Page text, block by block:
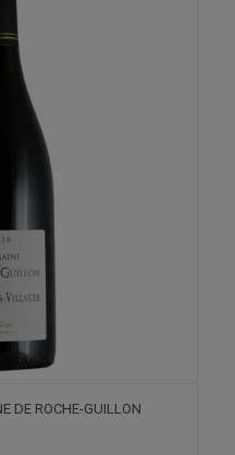
DE ROCHE-GUILLON